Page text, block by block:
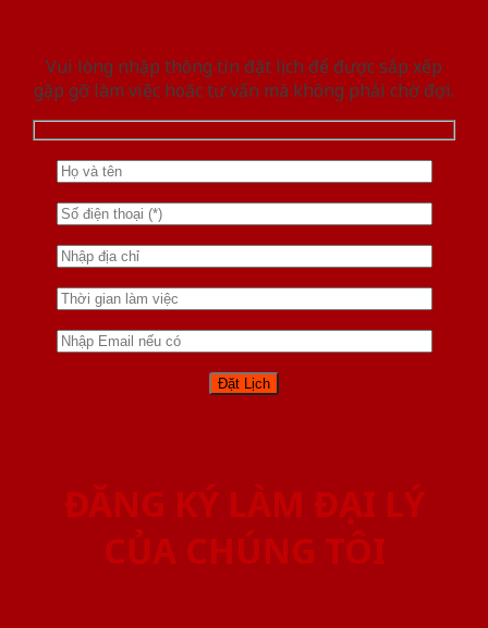
Vui lòng nhập thông tin đặt lịch để được sắp xếp
gặp gỡ làm việc hoăc tư vấn mà không phải chờ đợi.
ĐĂNG KÝ LÀM ĐẠI LÝ
CỦA CHÚNG TÔI